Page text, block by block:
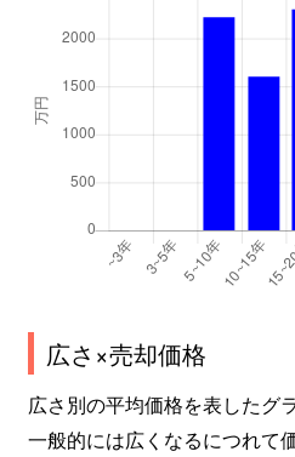
広さ×売却価格
広さ別の平均価格を表したグ
一般的には広くなるにつれて